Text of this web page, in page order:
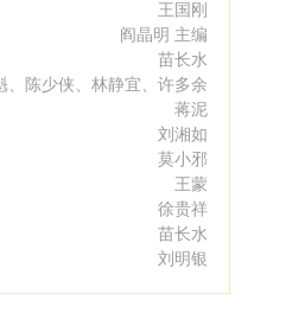
王国刚
阎晶明 主编
苗长水
、陈少侠、林静宜、许多余
蒋泥
刘湘如
莫小邪
王蒙
徐贵祥
苗长水
刘明银